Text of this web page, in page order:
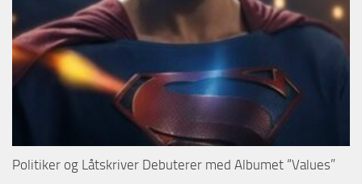
Politiker og Låtskriver Debuterer med Albumet “Values”